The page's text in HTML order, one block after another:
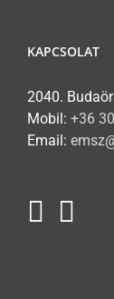
KAPCSOLAT
2040.
Mobil: +36
Email: